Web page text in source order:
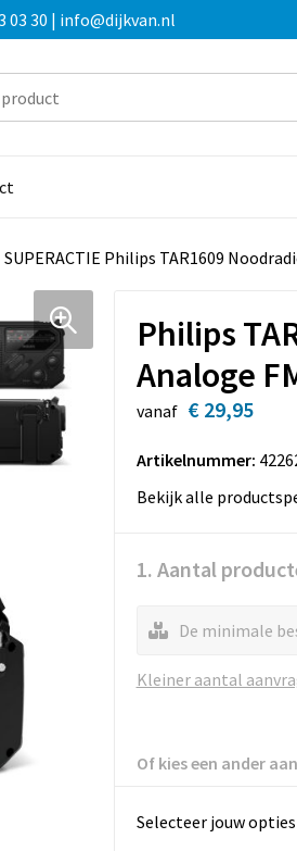
03 30 | info@dijkvan.nl
SUPERACTIE Philips TAR1609
Philips
Analoge
vanaf € 29,95
Artikelnummer:
Bekijk alle
1. Aantal
De minimale
Kleiner aantal
Of kies een ander
Selecteer jouw